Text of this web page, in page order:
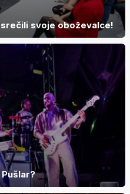
svoje oboževalce!